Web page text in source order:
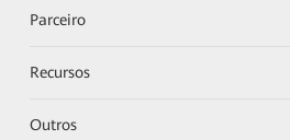
Parceiro
Recursos
Outros